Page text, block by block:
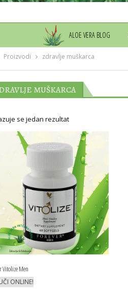
ALOE VERA BLOG
Proizvodi zdravlje muškarca
MUŠKARCA
se jedan rezultat
Vitolize Men
ONLINE!